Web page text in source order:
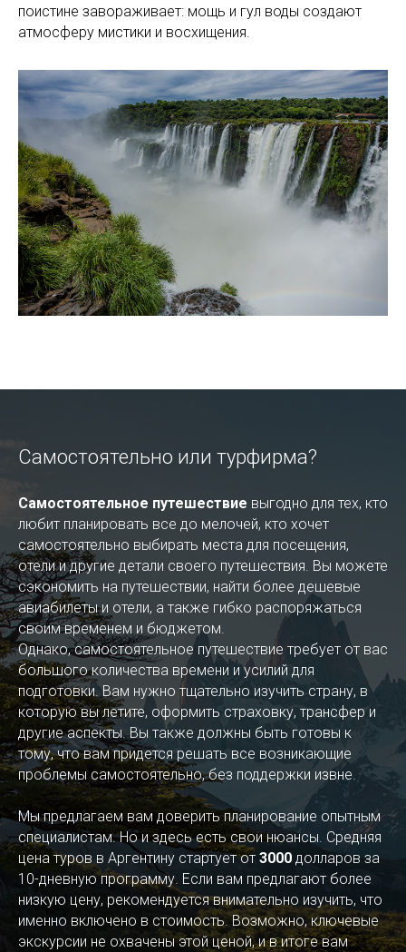
поистине завораживает: мощь и гул воды создают
атмосферу мистики и восхищения.
Самостоятельно или турфирма?
Самостоятельное путешествие выгодно для тех, кто
любит планировать все до мелочей, кто хочет
самостоятельно выбирать места для посещения,
отели и другие детали своего путешествия. Вы можете
сэкономить на путешествии, найти более дешевые
авиабилеты и отели, а также гибко распоряжаться
своим временем и бюджетом.
Однако, самостоятельное путешествие требует от вас
большого количества времени и усилий для
подготовки. Вам нужно тщательно изучить страну, в
которую вы летите, оформить страховку, трансфер и
другие аспекты. Вы также должны быть готовы к
тому, что вам придется решать все возникающие
проблемы самостоятельно, без поддержки извне.
Мы предлагаем вам доверить планирование опытным
специалистам. Но и здесь есть свои нюансы. Средняя
цена туров в Аргентину стартует от 3000 долларов за
10-дневную программу. Если вам предлагают более
низкую цену, рекомендуется внимательно изучить, что
именно включено в стоимость. Возможно, ключевые
экскурсии не охвачены этой ценой, и в итоге вам